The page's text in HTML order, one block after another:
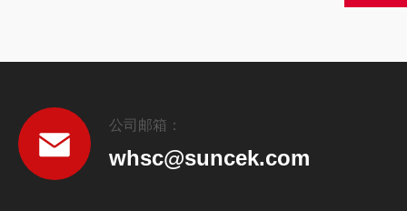
公司邮箱：
whsc@suncek.com